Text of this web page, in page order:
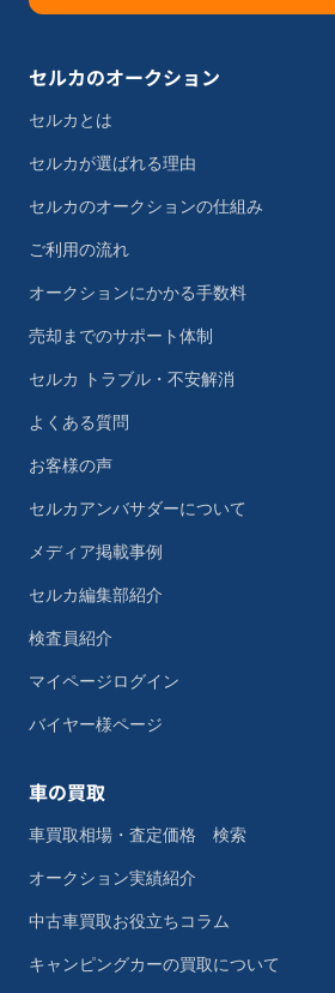
セルカのオークション
セルカとは
セルカが選ばれる理由
セルカのオークションの仕組み
ご利用の流れ
オークションにかかる手数料
売却までのサポート体制
セルカ トラブル・不安解消
よくある質問
お客様の声
セルカアンバサダーについて
メディア掲載事例
セルカ編集部紹介
検査員紹介
マイページログイン
バイヤー様ページ
車の買取
車買取相場・査定価格 検索
オークション実績紹介
中古車買取お役立ちコラム
キャンピングカーの買取について